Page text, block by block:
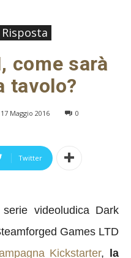
come sarà
tavolo?
17 Maggio 2016 0
Twitter
videoludica Dark
Games LTD
Kickstarter, la